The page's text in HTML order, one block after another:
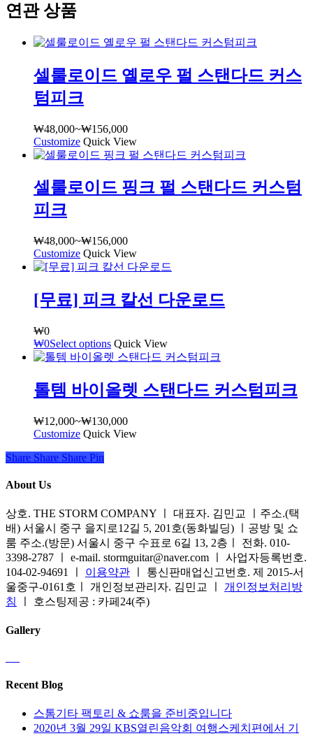
연관 상품
셀룰로이드 옐로우 펄 스탠다드 커스
텀피크
₩48,000~₩156,000가
격
범
₩48,000~₩156,000
Customize 여
러
품
이
상
품
있
다.
상
페
지
에
서
옵
선
택
할
수
있
습
니
다
Quick View
셀룰로이드 핑크 펄 스탠다드 커스텀
피크
₩48,000~₩156,000가
격
범
₩48,000~₩156,000
Customize 여
러
품
옵
이
이
품
에
있
습
다.
이
지
에
서
옵
션
을
니
다
Quick View
[무료] 피크 칼선 다운로드
₩0
₩0Select options Quick View
톨템 바이올렛 스탠다드 커스텀피크
₩12,000~₩130,000가
격
Customize 여
상
션
이
이
상
품
에
있
습
지
에
Quick View
Share
Share Share Share Pin
About Us
상호. THE STORM COMPANY ㅣ 대표자. 김민교 ㅣ주소.(택
배) 서울시 중구 을지로12길 5, 201호(동화빌딩) ㅣ공방 및 쇼
룸 주소.(방문) 서울시 중구 수표로 6길 13, 2층ㅣ 전화. 010-
3398-2787 ㅣ e-mail. stormguitar@naver.com ㅣ 사업자등록번호.
104-02-94691 ㅣ 이용약관 ㅣ 통신판매업신고번호. 제 2015-서
울중구-0161호ㅣ 개인정보관리자. 김민교 ㅣ 개인정보처리방
침
ㅣ 호스팅제공 : 카페24(주)
Gallery
Recent Blog
스톰기타 팩토리 & 쇼룸을 준비중입니다
2020년 3월 29일 KBS열린음악회 여행스케치편에서 기